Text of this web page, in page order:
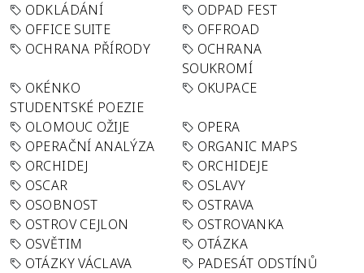
ODKLÁDÁNÍ
ODPAD FEST
OFFICE SUITE
OFFROAD
OCHRANA PŘÍRODY
OCHRANA
SOUKROMÍ
OKÉNKO
STUDENTSKÉ POEZIE
OKUPACE
OLOMOUC OŽIJE
OPERA
OPERAČNÍ ANALÝZA
ORGANIC MAPS
ORCHIDEJ
ORCHIDEJE
OSCAR
OSLAVY
OSOBNOST
OSTRAVA
OSTROV CEJLON
OSTROVANKA
OSVĚTIM
OTÁZKA
OTÁZKY VÁCLAVA
PADESÁT ODSTÍNŮ